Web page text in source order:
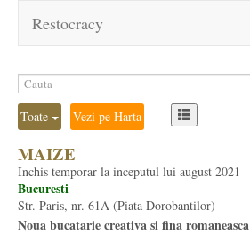
Restocracy
Toate Vezi pe Harta
MAIZE
Inchis temporar la inceputul lui august 2021
Bucuresti
Str. Paris, nr. 61A (Piata Dorobantilor)
Noua bucatarie creativa si fina romaneasca